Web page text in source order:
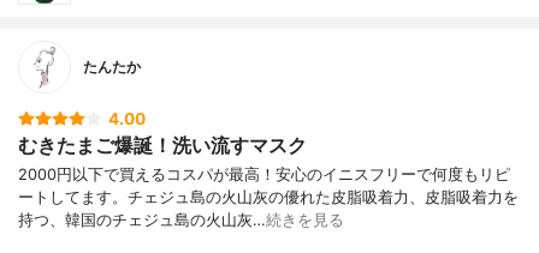
たんたか
4.00
むきたまご爆誕！洗い流すマスク
2000円以下で買えるコスパが最高！安心のイニスフリーで何度もリピ
ートしてます。チェジュ島の火山灰の優れた皮脂吸着力、皮脂吸着力を
持つ、韓国のチェジュ島の火山灰…続きを見る